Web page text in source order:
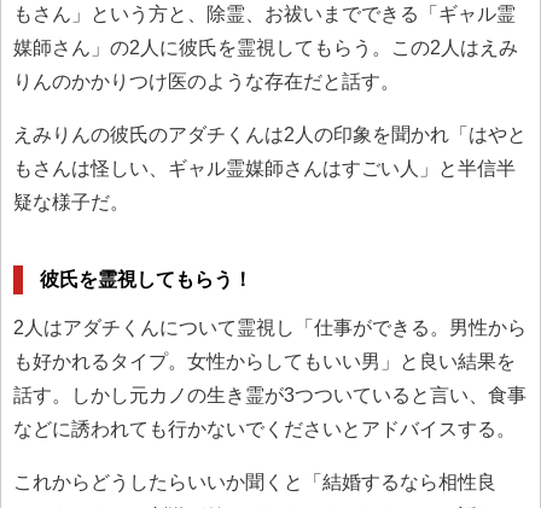
もさん」という方と、除霊、お祓いまでできる「ギャル霊
媒師さん」の2人に彼氏を霊視してもらう。この2人はえみ
りんのかかりつけ医のような存在だと話す。
えみりんの彼氏のアダチくんは2人の印象を聞かれ「はやと
もさんは怪しい、ギャル霊媒師さんはすごい人」と半信半
疑な様子だ。
彼氏を霊視してもらう！
2人はアダチくんについて霊視し「仕事ができる。男性から
も好かれるタイプ。女性からしてもいい男」と良い結果を
話す。しかし元カノの生き霊が3つついていると言い、食事
などに誘われても行かないでくださいとアドバイスする。
これからどうしたらいいか聞くと「結婚するなら相性良